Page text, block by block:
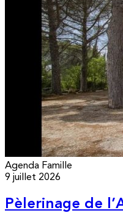
Agenda Famille
9 juillet 2026
Pèlerinage de